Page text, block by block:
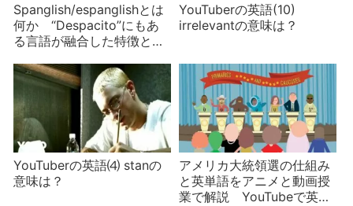
Spanglish/espanglishとは
何か “Despacito”にもあ
る言語が融合した特徴と
YouTuberの英語(10)
irrelevantの意味は？
YouTuberの英語⑷ stanの
意味は？
アメリカ大統領選の仕組み
と英単語をアニメと動画授
業で解説 YouTubeで英語